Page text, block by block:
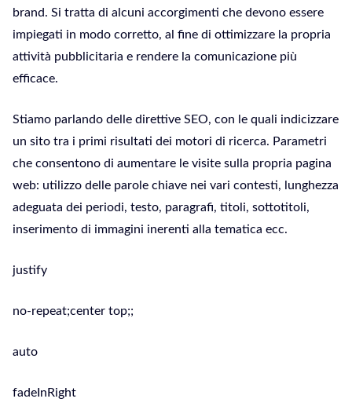
brand. Si tratta di alcuni accorgimenti che devono essere
impiegati in modo corretto, al fine di ottimizzare la propria
attività pubblicitaria e rendere la comunicazione più
efficace.
Stiamo parlando delle direttive SEO, con le quali indicizzare
un sito tra i primi risultati dei motori di ricerca. Parametri
che consentono di aumentare le visite sulla propria pagina
web: utilizzo delle parole chiave nei vari contesti, lunghezza
adeguata dei periodi, testo, paragrafi, titoli, sottotitoli,
inserimento di immagini inerenti alla tematica ecc.
justify
no-repeat;center top;;
auto
fadeInRight